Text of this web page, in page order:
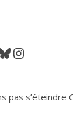
Instagram
pas s’éteindre